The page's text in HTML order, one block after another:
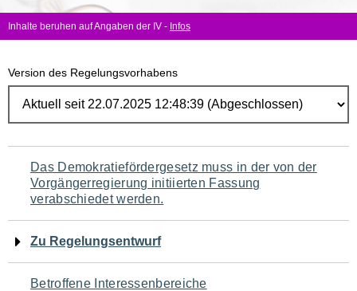
Inhalte beruhen auf Angaben der IV - Infos
Version des Regelungsvorhabens
Navigation
für
den
Seiteninhalt
Das Demokratiefördergesetz muss in der von der
Vorgängerregierung initiierten Fassung
verabschiedet werden.
Zu Regelungsentwurf
Betroffene Interessenbereiche